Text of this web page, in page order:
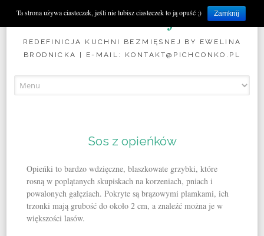
Pichconko.pl
REDEFINICJA KUCHNI BEZMIĘSNEJ BY EWELINA
BRODNICKA | E-MAIL: KONTAKT@PICHCONKO.PL
Sos z opieńków
Opieńki to bardzo wdzięczne, blaszkowate grzybki, które
rosną w poplątanych skupiskach na korzeniach, pniach i
powalonych gałęziach. Pokryte są brązowymi plamkami, ich
trzonki mają grubość do około 2 cm, a znaleźć można je w
większości lasów.
Ta strona używa ciasteczek, jeśli nie lubisz ciasteczek to ją opuść ;) Zamknij